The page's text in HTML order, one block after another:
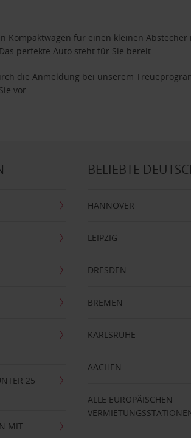
für einen kleinen
perfekte Auto steht für Sie bereit.
die Anmeldung bei unserem
vor.
25
MIT
BELIEBTE
HANNOVER
LEIPZIG
DRESDEN
BREMEN
KARLSRUHE
AACHEN
ALLE EUROPÄISCHEN